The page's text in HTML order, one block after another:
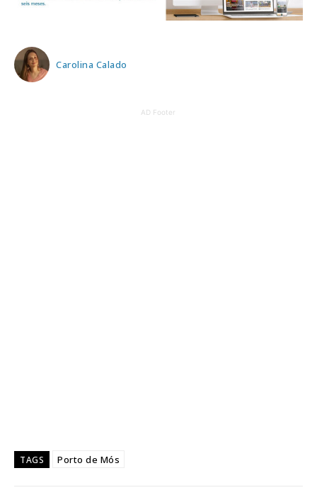
Carolina Calado
AD Footer
TAGS Porto de Mós